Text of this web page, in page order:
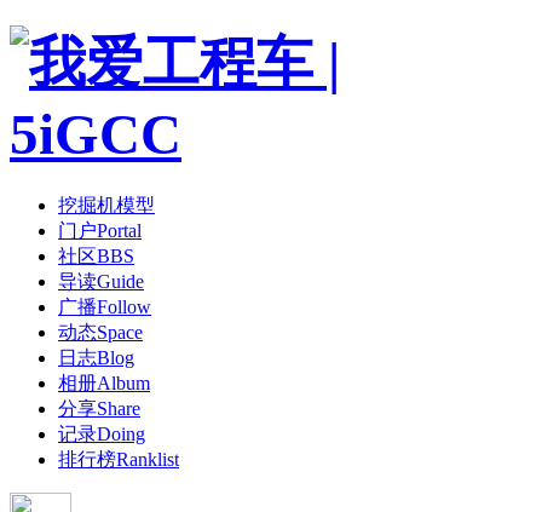
挖掘机模型
门户Portal
社区BBS
导读Guide
广播Follow
动态Space
日志Blog
相册Album
分享Share
记录Doing
排行榜Ranklist